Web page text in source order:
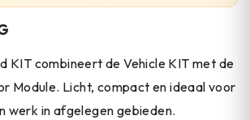
KIT combineert de Vehicle KIT met de
Module. Licht, compact en ideaal voor
werk in afgelegen gebieden.